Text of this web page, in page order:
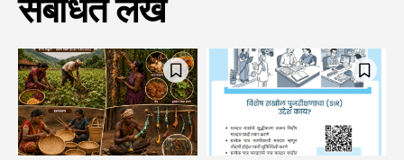
संबंधित लेख